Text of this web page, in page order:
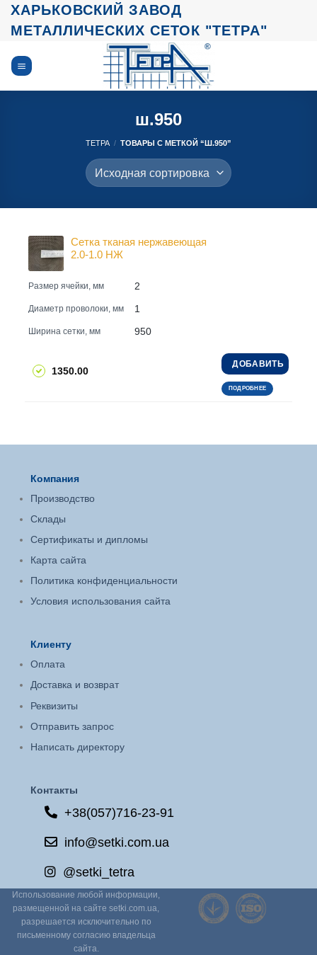
Skip
content
ХАРЬКОВСКИЙ ЗАВОД
МЕТАЛЛИЧЕСКИХ СЕТОК "ТЕТРА"
ш.950
ТЕТРА / ТОВАРЫ С МЕТКОЙ “Ш.950”
Сетка тканая нержавеющая
2.0-1.0 НЖ
Размер ячейки, мм 2
Диаметр проволоки, мм 1
Ширина сетки, мм 950
1350.00
ДОБАВИТЬ
ПОДРОБНЕЕ
Компания
Производство
Склады
Сертификаты и дипломы
Карта сайта
Политика конфиденциальности
Условия использования сайта
Клиенту
Оплата
Доставка и возврат
Реквизиты
Отправить запрос
Написать директору
Контакты
+38(057)716-23-91
info@setki.com.ua
@setki_tetra
Использование любой информации,
размещенной на сайте setki.com.ua,
разрешается исключительно по
письменному согласию владельца
сайта.